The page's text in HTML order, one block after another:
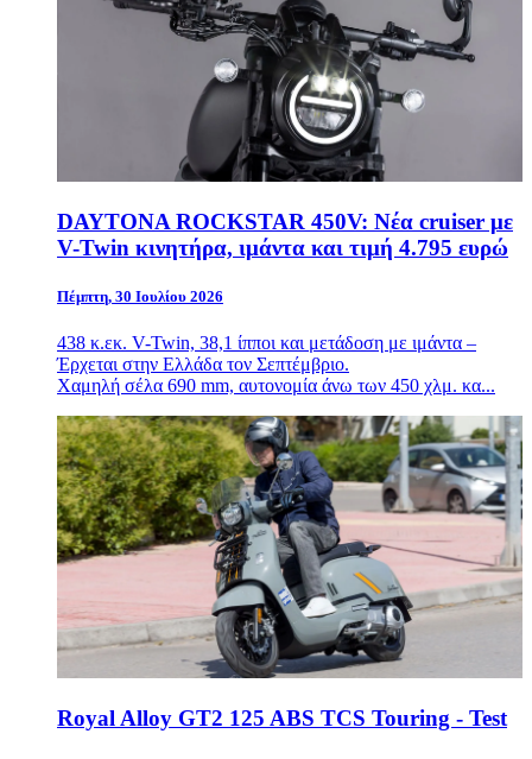
DAYTONA ROCKSTAR 450V: Νέα cruiser με
V-Twin κινητήρα, ιμάντα και τιμή 4.795 ευρώ
Πέμπτη, 30 Ιουλίου 2026
438 κ.εκ. V-Twin, 38,1 ίπποι και μετάδοση με ιμάντα –
Έρχεται στην Ελλάδα τον Σεπτέμβριο.
Χαμηλή σέλα 690 mm, αυτονομία άνω των 450 χλμ. κα...
Royal Alloy GT2 125 ABS TCS Touring - Test